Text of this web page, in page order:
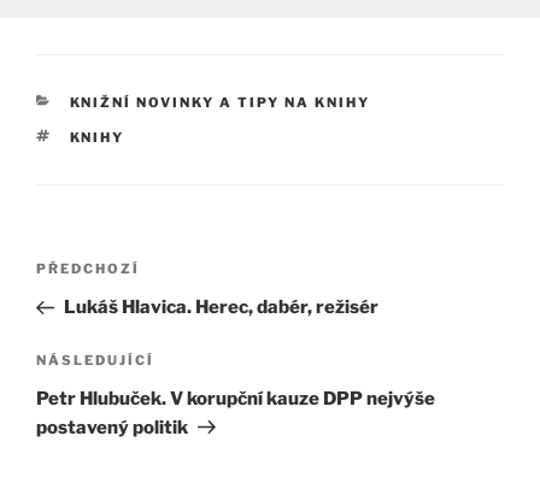
RUBRIKY
KNIŽNÍ NOVINKY A TIPY NA KNIHY
ŠTÍTKY
KNIHY
Navigace
příspěvek
Předchozí
příspěvek
PŘEDCHOZÍ
Lukáš Hlavica. Herec, dabér, režisér
Následující
příspěvek
NÁSLEDUJÍCÍ
Petr Hlubuček. V korupční kauze DPP nejvýše
postavený politik